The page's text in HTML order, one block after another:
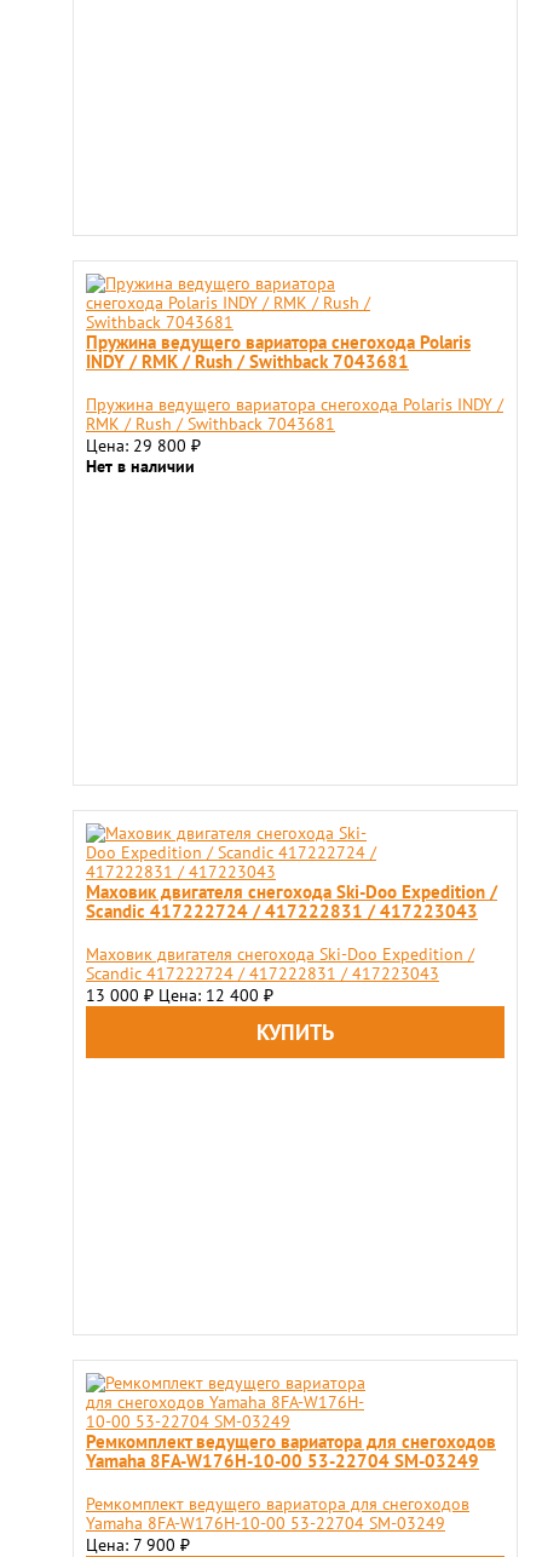
Пружина ведущего вариатора снегохода Polaris
INDY / RMK / Rush / Swithback 7043681
Пружина ведущего вариатора снегохода Polaris INDY /
RMK / Rush / Swithback 7043681
Цена: 29 800 ₽
Нет в наличии
Маховик двигателя снегохода Ski-Doo Expedition /
Scandic 417222724 / 417222831 / 417223043
Маховик двигателя снегохода Ski-Doo Expedition /
Scandic 417222724 / 417222831 / 417223043
13 000 ₽ Цена: 12 400 ₽
Ремкомплект ведущего вариатора для снегоходов
Yamaha 8FA-W176H-10-00 53-22704 SM-03249
Ремкомплект ведущего вариатора для снегоходов
Yamaha 8FA-W176H-10-00 53-22704 SM-03249
Цена: 7 900 ₽